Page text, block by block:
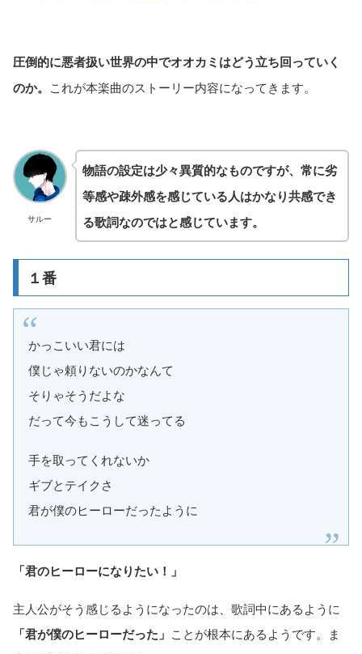
圧倒的に悪者扱い世界の中でオオカミはどう立ち回っていく
のか。 これが本楽曲のストーリー内容になってきます。
サルー
物語の設定は少々異質的なものですが、常に劣
等感や疎外感を感じている人はかなり共感でき
る歌詞なのではと感じています。
１番
かっこいい君には
僕じゃ頼りないのかなんて
そりゃそうだよな
だって今もこうして迷ってる
手を取ってくれないか
ギブとテイクさ
君が僕のヒーローだったように
「君のヒーローになりたい！」
主人公がそう感じるようになったのは、歌詞中にあるように
「君が僕のヒーローだった」 ことが根本にあるようです。ま